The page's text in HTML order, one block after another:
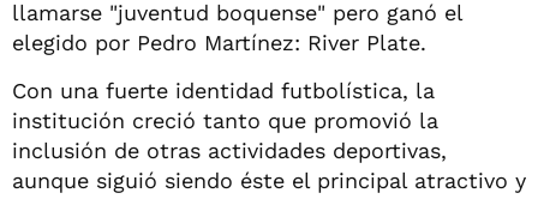
llamarse "juventud boquense" pero ganó el
elegido por Pedro Martínez: River Plate.
Con una fuerte identidad futbolística, la
institución creció tanto que promovió la
inclusión de otras actividades deportivas,
aunque siguió siendo éste el principal atractivo y